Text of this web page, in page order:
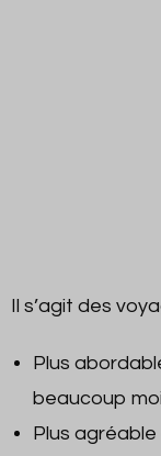
Il s’agit des
Plus
beaucoup
Plus agréable